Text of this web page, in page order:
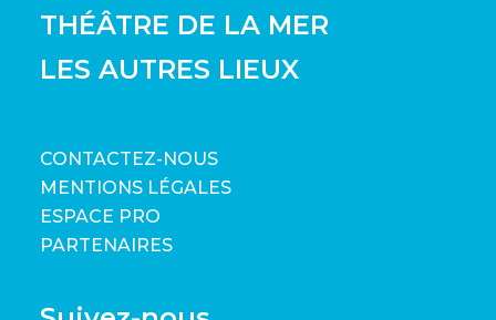
THÉÂTRE DE LA MER
LES AUTRES LIEUX
CONTACTEZ-NOUS
MENTIONS LÉGALES
ESPACE PRO
PARTENAIRES